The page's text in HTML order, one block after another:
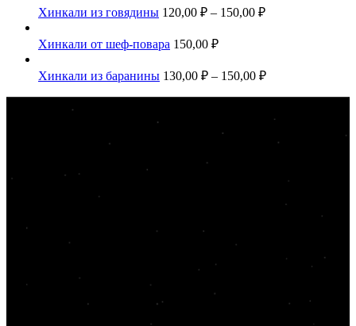
Хинкали из говядины 120,00 ₽ – 150,00 ₽
Хинкали от шеф-повара 150,00 ₽
Хинкали из баранины 130,00 ₽ – 150,00 ₽